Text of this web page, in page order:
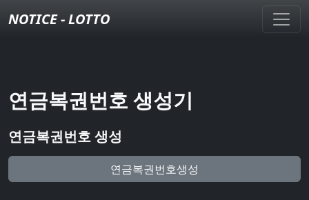
NOTICE - LOTTO
연금복권번호 생성기
연금복권번호 생성
연금복권번호생성